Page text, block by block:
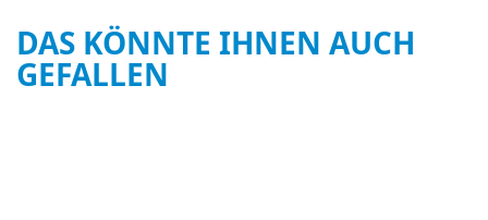
DAS KÖNNTE IHNEN AUCH
GEFALLEN